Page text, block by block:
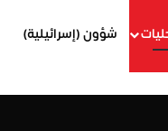
شؤون (إسرائيلية)